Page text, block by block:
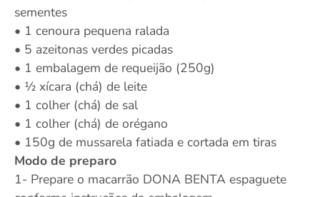
sementes
• 1 cenoura pequena ralada
• 5 azeitonas verdes picadas
• 1 embalagem de requeijão (250g)
• ½ xícara (chá) de leite
• 1 colher (chá) de sal
• 1 colher (chá) de orégano
• 150g de mussarela fatiada e cortada em tiras
Modo de preparo
1- Prepare o macarrão DONA BENTA espaguete